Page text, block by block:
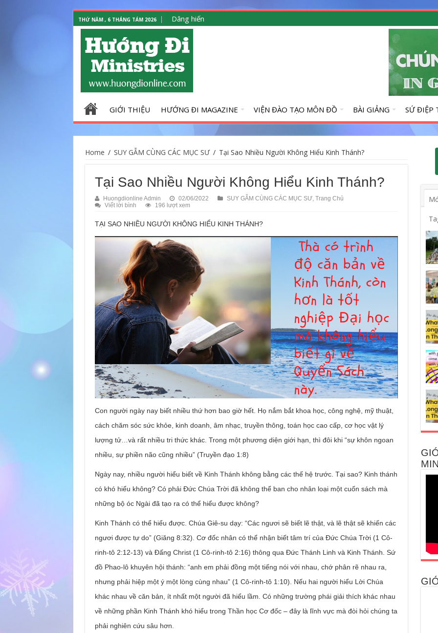
THỨ NĂM , 6 THÁNG TÁM 2026 Dâng hiến
GIỚI THIỆU HƯỚNG ĐI MAGAZINE VIỆN ĐÀO TẠO MÔN ĐỒ BÀI GIẢNG SỨ ĐIỆP
Home / SUY GẪM CÙNG CÁC MỤC SƯ / Tại Sao Nhiều Người Không Hiểu Kinh Thánh?
Tại Sao Nhiều Người Không Hiểu Kinh Thánh?
Huongdionline Admin 02/06/2022 SUY GẪM CÙNG CÁC MỤC SƯ, Trang Chủ
Viết lời bình
196 lượt xem
TẠI SAO NHIỀU NGƯỜI KHÔNG HIỂU KINH THÁNH?
Con người ngày nay biết nhiều thứ hơn bao giờ hết. Họ nắm bắt khoa học, công nghệ, mỹ thuật,
cách chăm sóc sức khỏe, kinh doanh, âm nhạc, truyền thông, toán học cao cấp, cơ học vật lý
lượng tử…và rất nhiều tri thức khác. Trong một phương diện giới hạn, thì đôi khi “sự khôn ngoan
nhiều, sự phiền não cũng nhiều” (Truyền đạo 1:8)
Ngày nay, nhiều người hiểu biết về Kinh Thánh không bằng các thế hệ trước. Tại sao? Kinh thánh
có khó hiểu không? Có phải Đức Chúa Trời đã không thể ban cho nhân loại một cuốn sách mà
những bộ óc Ngài đã tạo ra có thể hiểu được không?
Kinh Thánh có thể hiểu được. Chúa Giê-su dạy: “Các ngươi sẽ biết lẽ thật, và lẽ thật sẽ khiến các
ngươi được tự do” (Giăng 8:32). Cơ đốc nhân có thể nhận biết tâm trí của Đức Chúa Trời (1 Cô-
rinh-tô 2:12-13) và Đấng Christ (1 Cô-rinh-tô 2:16) thông qua Đức Thánh Linh và Kinh Thánh. Sứ
đồ Phao-lô khuyên hội thánh: “anh em phải đồng một tiếng nói với nhau, chớ phân rẽ nhau ra,
nhưng phải hiệp một ý một lòng cùng nhau” (1 Cô-rinh-tô 1:10). Nếu hai người hiểu Lời Chúa
khác nhau về căn bản, ít nhất một người đã hiểu lầm. Có những trường phái giải thích khác nhau
về những phần Kinh Thánh khó hiểu trong Thần học Cơ đốc – đây là lĩnh vực mà đòi hỏi chúng ta
phải nghiên cứu sâu hơn.